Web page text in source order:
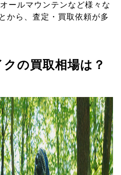
ールマウンテンなど様々な
から、査定・買取依頼が多
の買取相場は？